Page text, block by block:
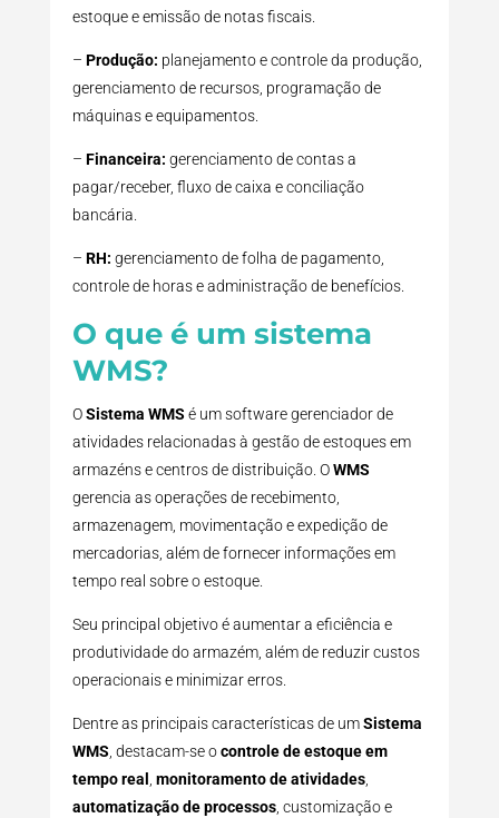
estoque e emissão de notas fiscais.
– Produção: planejamento e controle da produção,
gerenciamento de recursos, programação de
máquinas e equipamentos.
– Financeira: gerenciamento de contas a
pagar/receber, fluxo de caixa e conciliação
bancária.
– RH: gerenciamento de folha de pagamento,
controle de horas e administração de benefícios.
O que é um sistema
WMS?
OSistema WMS é um software gerenciador de
atividades relacionadas à gestão de estoques em
armazéns e centros de distribuição. OWMS
gerencia as operações de recebimento,
armazenagem, movimentação e expedição de
mercadorias, além de fornecer informações em
tempo real sobre o estoque.
Seu principal objetivo é aumentar a eficiência e
produtividade do armazém, além de reduzir custos
operacionais e minimizar erros.
Dentre as principais características de umSistema
WMS, destacam-se ocontrole de estoque em
tempo real , monitoramento de atividades,
automatização de processos, customização e